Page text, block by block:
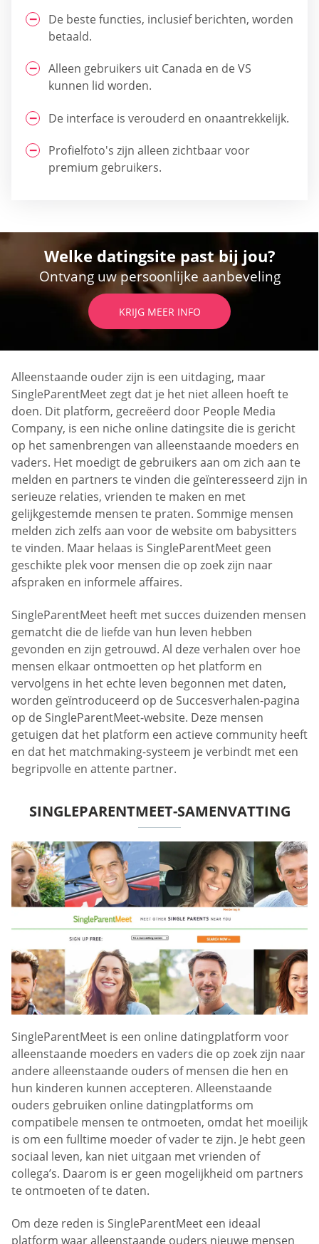
De beste functies, inclusief berichten, worden
betaald.
Alleen gebruikers uit Canada en de VS
kunnen lid worden.
De interface is verouderd en onaantrekkelijk.
Profielfoto's zijn alleen zichtbaar voor
premium gebruikers.
Welke datingsite past bij jou?
Ontvang uw persoonlijke aanbeveling
KRIJG MEER INFO
Alleenstaande ouder zijn is een uitdaging, maar
SingleParentMeet zegt dat je het niet alleen hoeft te
doen. Dit platform, gecreëerd door People Media
Company, is een niche online datingsite die is gericht
op het samenbrengen van alleenstaande moeders en
vaders. Het moedigt de gebruikers aan om zich aan te
melden en partners te vinden die geïnteresseerd zijn in
serieuze relaties, vrienden te maken en met
gelijkgestemde mensen te praten. Sommige mensen
melden zich zelfs aan voor de website om babysitters
te vinden. Maar helaas is SingleParentMeet geen
geschikte plek voor mensen die op zoek zijn naar
afspraken en informele affaires.
SingleParentMeet heeft met succes duizenden mensen
gematcht die de liefde van hun leven hebben
gevonden en zijn getrouwd. Al deze verhalen over hoe
mensen elkaar ontmoetten op het platform en
vervolgens in het echte leven begonnen met daten,
worden geïntroduceerd op de Succesverhalen-pagina
op de SingleParentMeet-website. Deze mensen
getuigen dat het platform een actieve community heeft
en dat het matchmaking-systeem je verbindt met een
begripvolle en attente partner.
SINGLEPARENTMEET-SAMENVATTING
SingleParentMeet is een online datingplatform voor
alleenstaande moeders en vaders die op zoek zijn naar
andere alleenstaande ouders of mensen die hen en
hun kinderen kunnen accepteren. Alleenstaande
ouders gebruiken online datingplatforms om
compatibele mensen te ontmoeten, omdat het moeilijk
is om een fulltime moeder of vader te zijn. Je hebt geen
sociaal leven, kan niet uitgaan met vrienden of
collega’s. Daarom is er geen mogelijkheid om partners
te ontmoeten of te daten.
Om deze reden is SingleParentMeet een ideaal
platform waar alleenstaande ouders nieuwe mensen